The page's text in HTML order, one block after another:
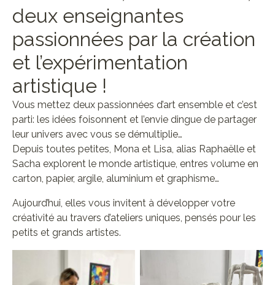
deux enseignantes
passionnées par la création
et l’expérimentation
artistique !
Vous mettez deux passionnées d’art ensemble et c’est
parti: les idées foisonnent et l’envie dingue de partager
leur univers avec vous se démultiplie…
Depuis toutes petites, Mona et Lisa, alias Raphaëlle et
Sacha explorent le monde artistique, entres volume en
carton, papier, argile, aluminium et graphisme…
Aujourd’hui, elles vous invitent à développer votre
créativité au travers d’ateliers uniques, pensés pour les
petits et grands artistes.